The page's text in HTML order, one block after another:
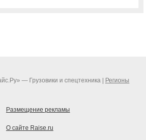
— Грузовики и спецтехника | Регионы
Размещение рекламы
О сайте Raise.ru